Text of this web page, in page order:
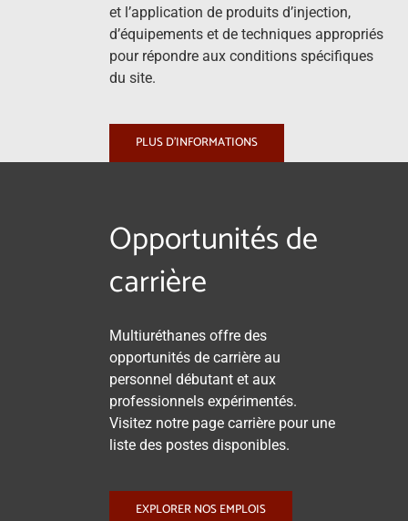
et l’application de produits d’injection,
d’équipements et de techniques appropriés
pour répondre aux conditions spécifiques
du site.
PLUS D’INFORMATIONS
Opportunités de
carrière
Multiuréthanes offre des
opportunités de carrière au
personnel débutant et aux
professionnels expérimentés.
Visitez notre page carrière pour une
liste des postes disponibles.
EXPLORER NOS EMPLOIS